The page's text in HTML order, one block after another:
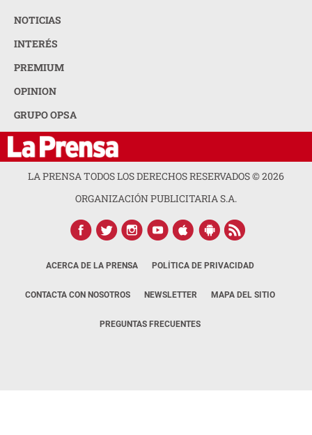
NOTICIAS
INTERÉS
PREMIUM
OPINION
GRUPO OPSA
LA PRENSA TODOS LOS DERECHOS RESERVADOS ©2026
ORGANIZACIÓN PUBLICITARIA S.A.
ACERCA DE LA PRENSA POLÍTICA DE PRIVACIDAD
CONTACTA CON NOSOTROS NEWSLETTER MAPA DEL SITIO
PREGUNTAS FRECUENTES